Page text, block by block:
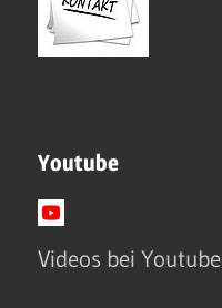
Youtube
Videos bei Youtube